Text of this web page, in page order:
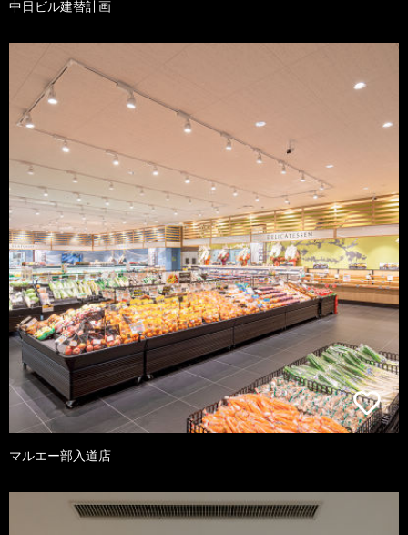
中日ビル建替計画
マルエー部入道店